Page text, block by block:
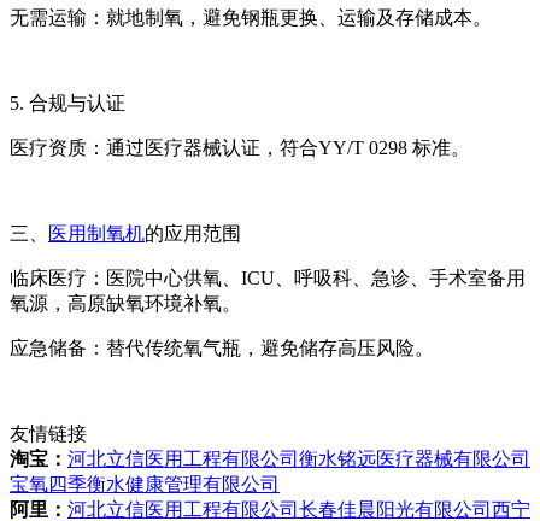
无需运输：就地制氧，避免钢瓶更换、运输及存储成本。
5. 合规与认证
医疗资质：通过医疗器械认证，符合YY/T 0298 标准。
三、 医用制氧机的应用范围
临床医疗：医院中心供氧、 ICU、呼吸科、急诊、手术室备用
氧源，高原缺氧环境补氧。
应急储备：替代传统氧气瓶，避免储存高压风险。
友情链接
淘宝： 河北立信医用工程有限公司 衡水铭远医疗器械有限公司
宝氧四季衡水健康管理有限公司
阿里： 河北立信医用工程有限公司 长春佳晨阳光有限公司 西宁